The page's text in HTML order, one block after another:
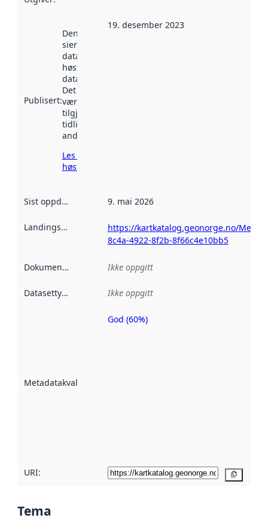
Publisert:
Denne datoen
sier når
datasettet ble
høstet av
data.norge.no.
Det kan ha
vært
tilgjengelig
tidligere
andre steder.
Les mer om
høsting her
19. desember 2023
Sist oppdatert 9. mai 2026
Landingsside
https://kartkatalog.geonorge.no/
8c4a-4922-8f2b-8f66c4e10bb5
Dokumentasjon Ikke oppgitt
Datasettype Ikke oppgitt
Metadatakvalitet
Metadatakvalitet
God (60%)
URI:
Tema